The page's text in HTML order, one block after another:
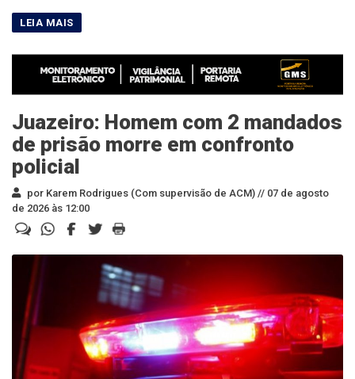
Juazeiro: Homem com 2 mandados
de prisão morre em confronto
policial
por Karem Rodrigues (Com supervisão de ACM) // 07 de agosto
de 2026 às 12:00